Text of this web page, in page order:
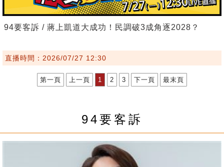
94要客訴 / 蔣上凱道大成功！民調破3成角逐2028？
直播時間：2026/07/27 12:30
第一頁 上一頁 1 2 3 下一頁 最末頁
94要客訴